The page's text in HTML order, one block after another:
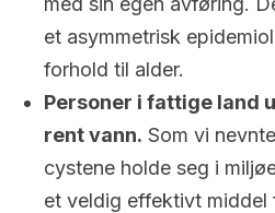
et asymmetrisk
forhold til alder.
Personer i fattige land
rent vann. Som vi
cystene holde seg i
et veldig effektivt middel